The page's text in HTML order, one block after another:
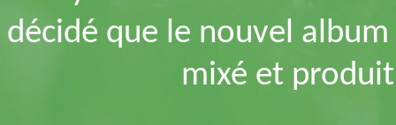
décidé que le nouvel
mixé et